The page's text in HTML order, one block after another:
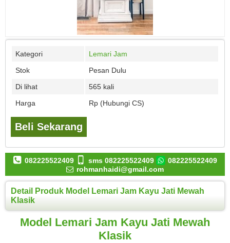
Kategori
Lemari Jam
Stok
Pesan Dulu
Di lihat
565 kali
Harga
Rp (Hubungi CS)
Beli Sekarang
082225522409 sms 082225522409
082225522409
rohmanhaidi@gmail.com
Detail Produk Model Lemari Jam Kayu Jati Mewah
Klasik
Model Lemari Jam Kayu Jati Mewah
Klasik